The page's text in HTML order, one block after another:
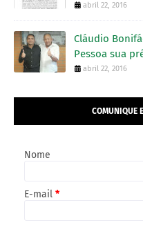
abril 22, 2016
Cláudio
Pessoa sua
abril 22, 2016
COMUNIQUE
Nome
E-mail *